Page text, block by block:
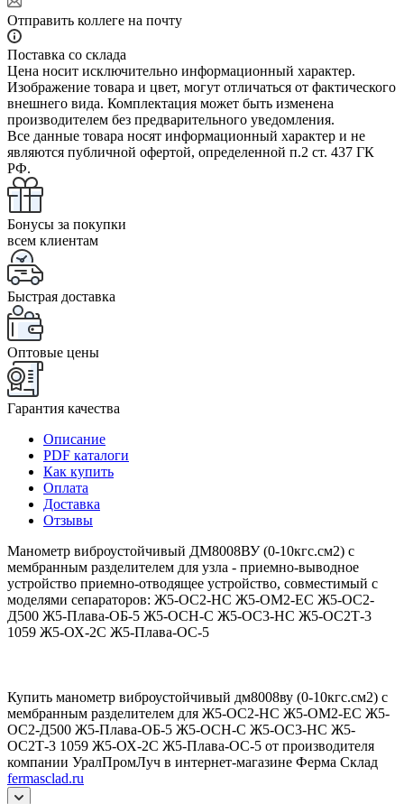
Отправить коллеге на почту
Поставка со склада
Цена носит исключительно информационный характер.
Изображение товара и цвет, могут отличаться от фактического
внешнего вида. Комплектация может быть изменена
производителем без предварительного уведомления.
Все данные товара носят информационный характер и не
являются публичной офертой, определенной п.2 ст. 437 ГК
РФ.
Бонусы за покупки
всем клиентам
Быстрая доставка
Оптовые цены
Гарантия качества
Описание
PDF каталоги
Как купить
Оплата
Доставка
Отзывы
Манометр виброустойчивый ДМ8008ВУ (0-10кгс.см2) с
мембранным разделителем для узла - приемно-выводное
устройство приемно-отводящее устройство, совместимый с
моделями сепараторов: Ж5-ОС2-НС Ж5-ОМ2-ЕС Ж5-ОС2-
Д500 Ж5-Плава-ОБ-5 Ж5-ОСН-С Ж5-ОС3-НС Ж5-ОС2Т-3
1059 Ж5-ОХ-2С Ж5-Плава-ОС-5
Купить манометр виброустойчивый дм8008ву (0-10кгс.см2) с
мембранным разделителем для Ж5-ОС2-НС Ж5-ОМ2-ЕС Ж5-
ОС2-Д500 Ж5-Плава-ОБ-5 Ж5-ОСН-С Ж5-ОС3-НС Ж5-
ОС2Т-3 1059 Ж5-ОХ-2С Ж5-Плава-ОС-5 от производителя
компании УралПромЛуч в интернет-магазине Ферма Склад
fermasclad.ru